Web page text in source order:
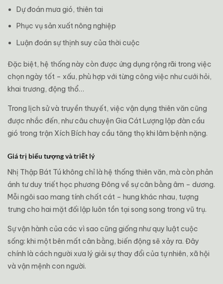
Dự đoán mưa gió, thiên tai
Phục vụ sản xuất nông nghiệp
Luận đoán sự thịnh suy của thời cuộc
Đặc biệt, hệ thống này còn được ứng dụng rộng rãi trong việc
chọn ngày tốt – xấu, phù hợp với từng công việc như cưới hỏi,
khai trương, động thổ…
Trong lịch sử và truyền thuyết, việc vận dụng thiên văn cũng
được nhắc đến, như câu chuyện Gia Cát Lượng lập đàn cầu
gió trong trận Xích Bích hay cầu tăng thọ khi lâm bệnh nặng.
Giá trị biểu tượng và triết lý
Nhị Thập Bát Tú không chỉ là hệ thống thiên văn, mà còn phản
ánh tư duy triết học phương Đông về sự cân bằng âm – dương.
Mỗi ngôi sao mang tính chất cát – hung khác nhau, tượng
trưng cho hai mặt đối lập luôn tồn tại song song trong vũ trụ.
Sự vận hành của các vì sao cũng giống như quy luật cuộc
sống: khi một bên mất cân bằng, biến động sẽ xảy ra. Đây
chính là cách người xưa lý giải sự thay đổi của tự nhiên, xã hội
và vận mệnh con người.